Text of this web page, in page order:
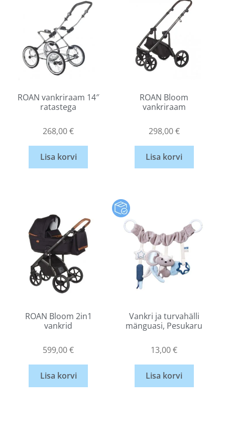
ROAN vankriraam 14″
ratastega
268,00€
Lisa korvi
ROAN Bloom
vankriraam
298,00€
Lisa korvi
ROAN Bloom 2in1
vankrid
599,00€
Lisa korvi
Vankri ja turvahälli
mänguasi, Pesukaru
13,00€
Lisa korvi